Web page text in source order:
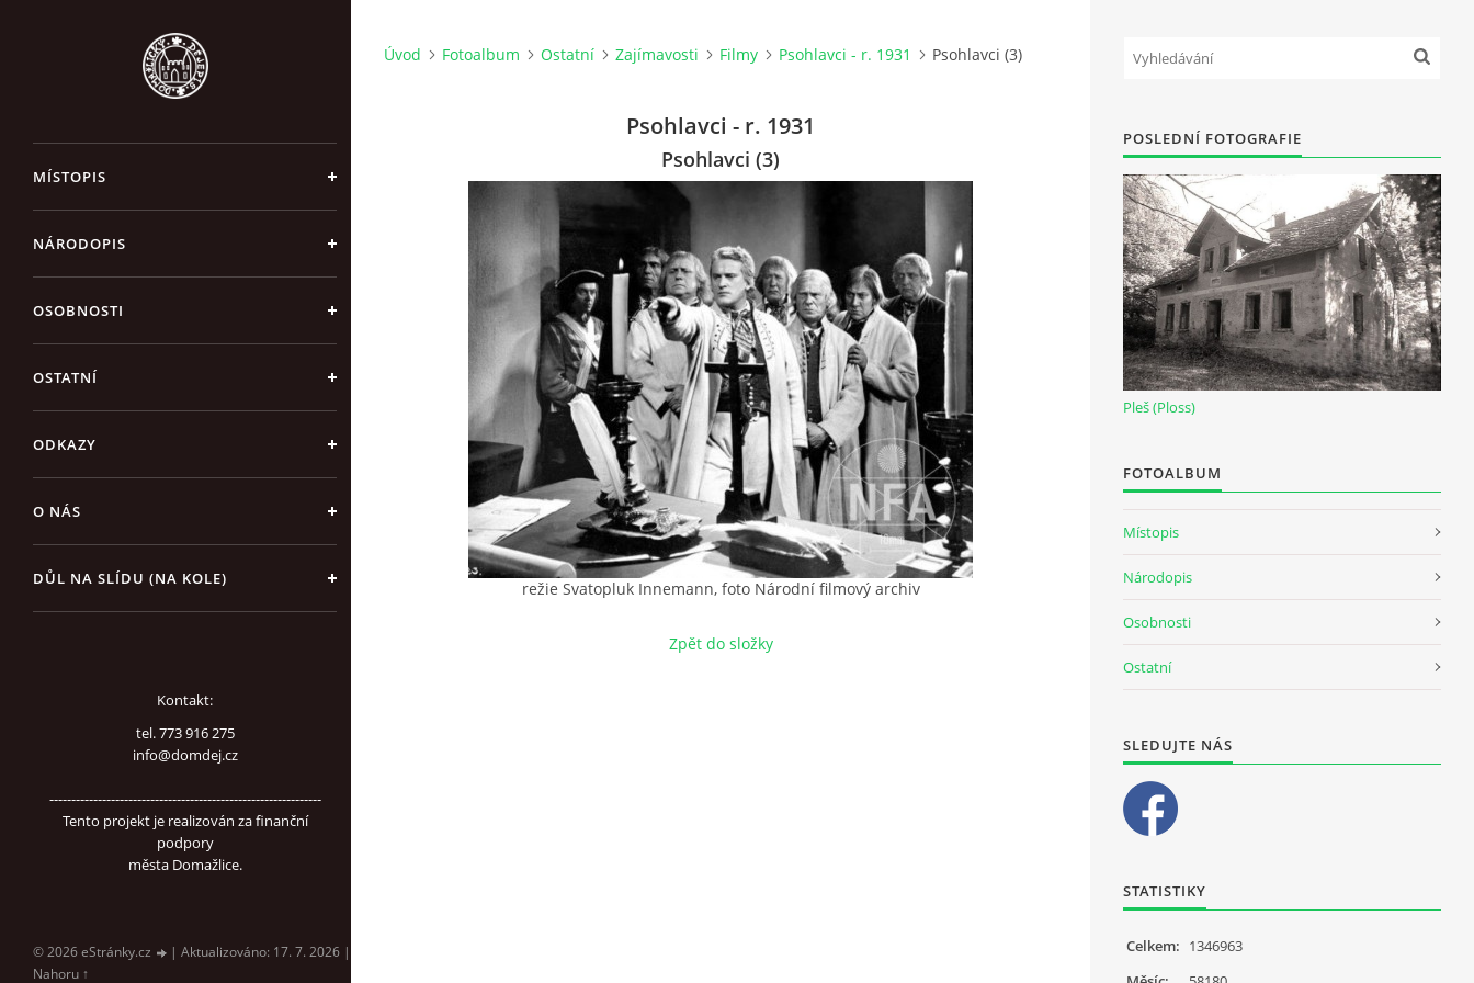
MÍSTOPIS
NÁRODOPIS
OSOBNOSTI
OSTATNÍ
ODKAZY
O NÁS
DŮL NA SLÍDU (NA KOLE)
Kontakt:
tel. 773 916 275
info@domdej.cz
--------------------------------------------------------------
Tento projekt je realizován za finanční
podpory
města Domažlice.
© 2026 eStránky.cz | Aktualizováno: 17. 7. 2026 |
Nahoru ↑
Úvod Fotoalbum Ostatní Zajímavosti Filmy Psohlavci - r. 1931 Psohlavci (3)
Psohlavci - r. 1931
Psohlavci (3)
režie Svatopluk Innemann, foto Národní filmový archiv
Zpět do složky
POSLEDNÍ FOTOGRAFIE
Pleš (Ploss)
FOTOALBUM
Místopis
Národopis
Osobnosti
Ostatní
SLEDUJTE NÁS
STATISTIKY
Celkem: 1346963